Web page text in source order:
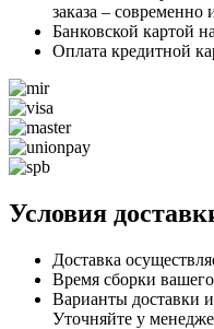
заказа – современно
Банковской картой
Оплата кредитной
Условия
Доставка
Время сборки вашего
Варианты доставки
Уточняйте у